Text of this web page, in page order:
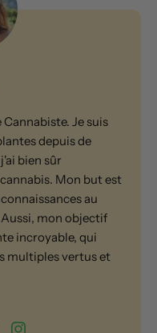
Je suis
depuis de
bien sûr
Mon but est
au
mon objectif
incroyable, qui
multiples vertus et